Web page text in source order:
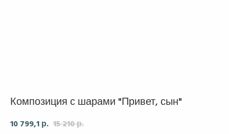
Композиция с шарами "Привет, сын"
10 799,1 р. 15 210р.